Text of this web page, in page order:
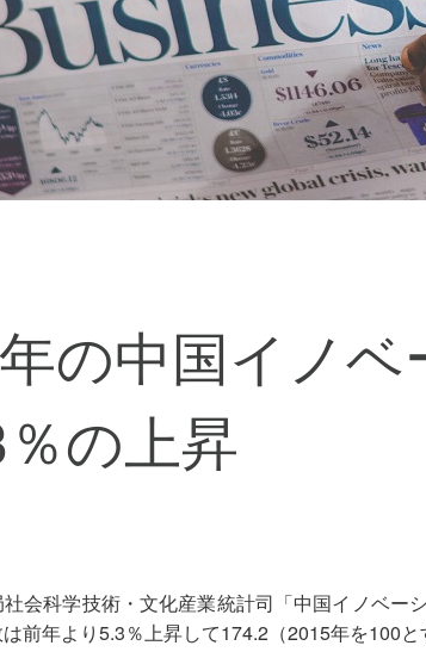
の中国イノ
の上昇
会科学技術・文化産業統計司「中国イノベー
前年より5.3％上昇して174.2（2015年を100と